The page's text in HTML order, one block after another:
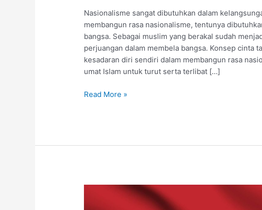
Nasionalisme sangat dibutuhkan dalam
membangun rasa nasionalisme, tentunya
bangsa. Sebagai muslim yang berakal sudah
perjuangan dalam membela bangsa. Konsep cinta
kesadaran diri sendiri dalam membangun rasa
umat Islam untuk turut serta terlibat […]
Read More »